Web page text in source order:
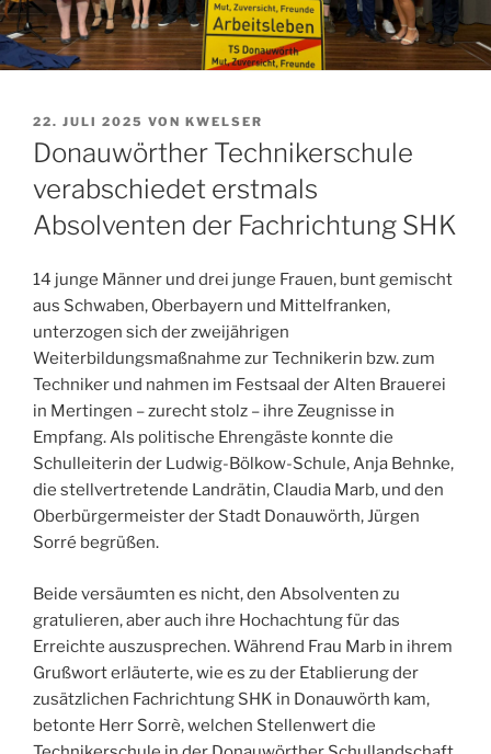
VERÖFFENTLICHT
AM
22. JULI 2025 VON KWELSER
Donauwörther Technikerschule
verabschiedet erstmals
Absolventen der Fachrichtung SHK
14 junge Männer und drei junge Frauen, bunt gemischt
aus Schwaben, Oberbayern und Mittelfranken,
unterzogen sich der zweijährigen
Weiterbildungsmaßnahme zur Technikerin bzw. zum
Techniker und nahmen im Festsaal der Alten Brauerei
in Mertingen – zurecht stolz – ihre Zeugnisse in
Empfang. Als politische Ehrengäste konnte die
Schulleiterin der Ludwig-Bölkow-Schule, Anja Behnke,
die stellvertretende Landrätin, Claudia Marb, und den
Oberbürgermeister der Stadt Donauwörth, Jürgen
Sorré begrüßen.
Beide versäumten es nicht, den Absolventen zu
gratulieren, aber auch ihre Hochachtung für das
Erreichte auszusprechen. Während Frau Marb in ihrem
Grußwort erläuterte, wie es zu der Etablierung der
zusätzlichen Fachrichtung SHK in Donauwörth kam,
betonte Herr Sorrè, welchen Stellenwert die